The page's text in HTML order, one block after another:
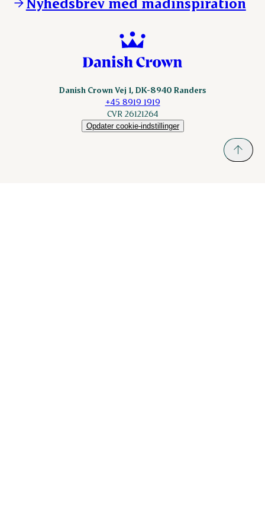
Scanhide.dk
Danish Crown Vej 1, DK-8940 Randers
+45 8919 1919
CVR 26121264
Opdater cookie-indstillinger